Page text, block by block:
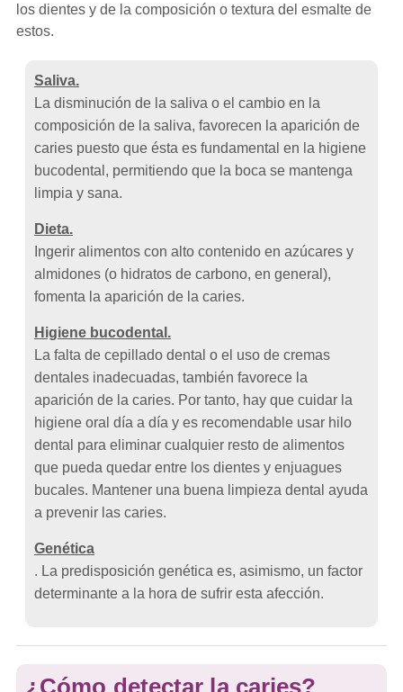
los dientes y de la composición o textura del esmalte de
estos.
Saliva.
La disminución de la saliva o el cambio en la
composición de la saliva, favorecen la aparición de
caries puesto que ésta es fundamental en la higiene
bucodental, permitiendo que la boca se mantenga
limpia y sana.
Dieta.
Ingerir alimentos con alto contenido en azúcares y
almidones (o hidratos de carbono, en general),
fomenta la aparición de la caries.
Higiene bucodental.
La falta de cepillado dental o el uso de cremas
dentales inadecuadas, también favorece la
aparición de la caries. Por tanto, hay que cuidar la
higiene oral día a día y es recomendable usar hilo
dental para eliminar cualquier resto de alimentos
que pueda quedar entre los dientes y enjuagues
bucales. Mantener una buena limpieza dental ayuda
a prevenir las caries.
Genética
. La predisposición genética es, asimismo, un factor
determinante a la hora de sufrir esta afección.
¿Cómo detectar la caries?